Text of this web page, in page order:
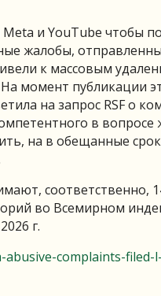
Meta и YouTube чтобы
жалобы,
к массовым
момент публикации
на запрос RSF о
в вопросе
на в обещанные
соответственно,
во Всемирном
г.
complaints-filed-